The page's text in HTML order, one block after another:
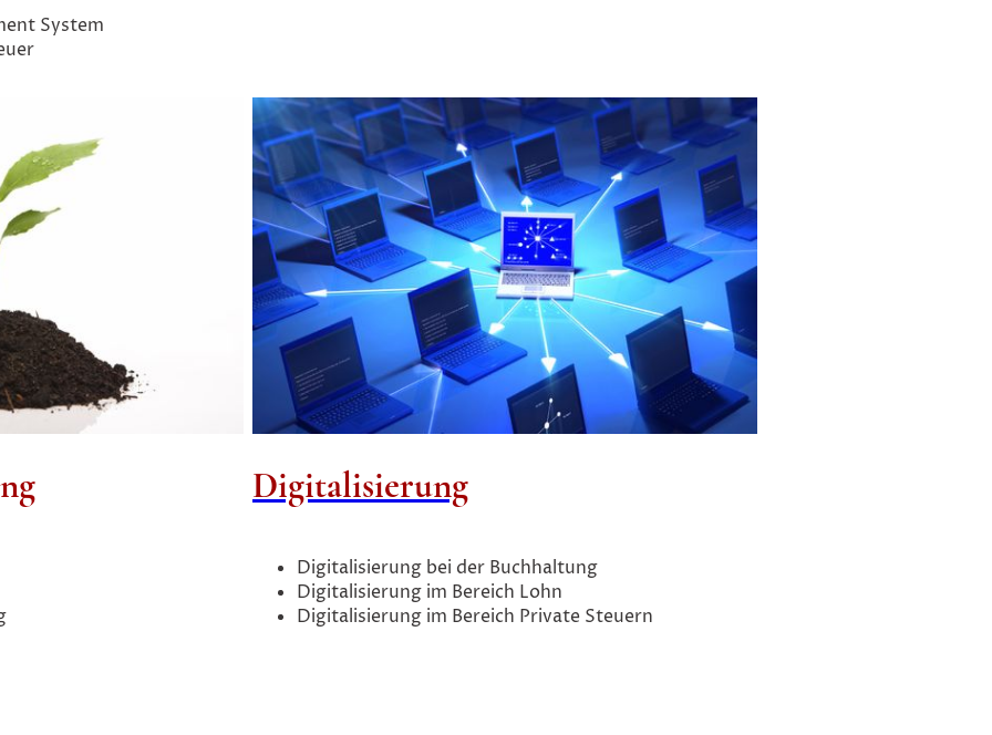
System
Digitalisierung
Digitalisierung bei der Buchhaltung
Digitalisierung im Bereich Lohn
Digitalisierung im Bereich Private Steuern